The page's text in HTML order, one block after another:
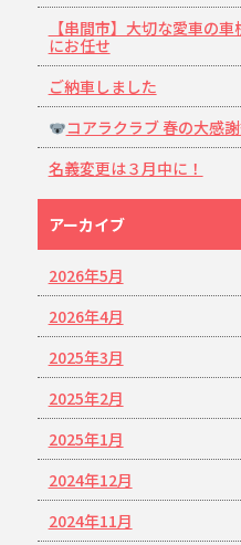
【串間市】大切な愛車の
にお任せ
ご納車しました
コアラクラブ 春の大感
名義変更は３月中に！
アーカイブ
2026年5月
2026年4月
2025年3月
2025年2月
2025年1月
2024年12月
2024年11月